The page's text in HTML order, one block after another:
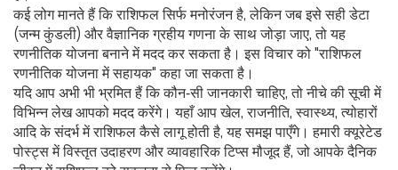
कई लोग मानते हैं कि राशिफल सिर्फ मनोरंजन है, लेकिन जब इसे सही डेटा
(जन्म कुंडली) और वैज्ञानिक ग्रहीय गणना के साथ जोड़ा जाए, तो यह
रणनीतिक योजना बनाने में मदद कर सकता है। इस विचार को "राशिफल
रणनीतिक योजना में सहायक" कहा जा सकता है।
यदि आप अभी भी भ्रमित हैं कि कौन‑सी जानकारी चाहिए, तो नीचे की सूची में
विभिन्न लेख आपको मदद करेंगे। यहाँ आप खेल, राजनीति, स्वास्थ्य, त्योहारों
आदि के संदर्भ में राशिफल कैसे लागू होती है, यह समझ पाएँगे। हमारी क्यूरेटेड
पोस्ट्स में विस्तृत उदाहरण और व्यावहारिक टिप्स मौजूद हैं, जो आपके दैनिक